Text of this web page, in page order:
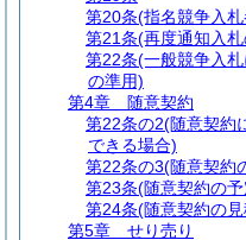
第20条(指名競争入
第21条(再度通知入
第22条(一般競争入
の準用)
第4章
随意契約
第22条の2(随意契約
できる場合)
第22条の3(随意契約
第23条(随意契約の
第24条(随意契約の
第5章
せり売り